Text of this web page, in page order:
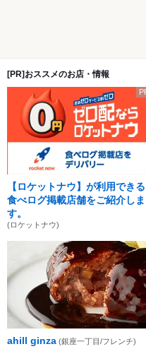
[PR]おススメのお店・情報
【ロケットナウ】が利用できる
食べログ掲載店舗をご紹介しま
す。
(ロケットナウ)
ahill ginza (銀座一丁目/フレンチ)